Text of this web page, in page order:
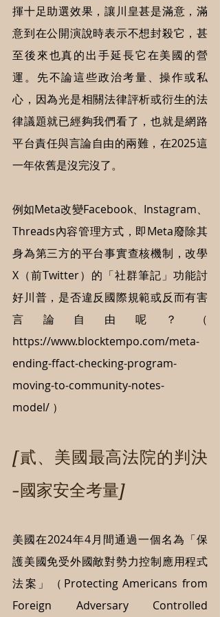
揮十足助選效果，讓川皇甚是滿意，滿
意到在公開演說時表示不想封殺它，甚
至後來也真的出手延長它在美國的營
運。先不論這些政治考量、操作或私
心，因為光是相關法律評析或衍生的法
律議題就已經夠我們看了，也就是網路
平台責任與言論自由的兩難，在2025這
一年依舊是沒完沒了。
例如Meta改變Facebook、Instagram、
Threads內容管理方式，即Meta廢除其
身為第三方的平台事實查核機制，改學
X（前Twitter）的「社群筆記」功能討
好川普，是否違反國際規範或反而有害
https://www.blocktempo.com/meta-
ending-ffact-checking-program-
moving-to-community-notes-
model/ ）
[貳、美國最高法院的判決
—國家安全考量]
美國在2024年4月間通過一個名為「保
護美國免受外國敵對勢力控制應用程式
法案」（Protecting Americans from
Foreign Adversary Controlled